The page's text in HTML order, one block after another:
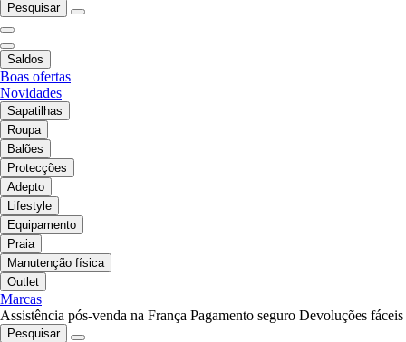
Pesquisar
Saldos
Boas ofertas
Novidades
Sapatilhas
Roupa
Balões
Protecções
Adepto
Lifestyle
Equipamento
Praia
Manutenção física
Outlet
Marcas
Assistência pós-venda na França Pagamento seguro Devoluções fáceis
Pesquisar